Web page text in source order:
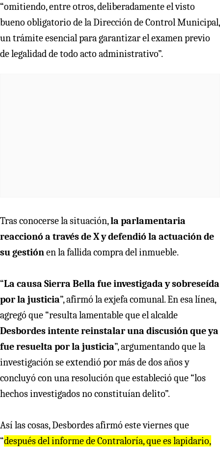
“omitiendo, entre otros, deliberadamente el visto
bueno obligatorio de la Dirección de Control Municipal,
un trámite esencial para garantizar el examen previo
de legalidad de todo acto administrativo”.
Tras conocerse la situación,la parlamentaria
reaccionó a través de X y defendió la actuación de
su gestiónen la fallida compra del inmueble.
“La causa Sierra Bella fue investigada y sobreseída
por la justicia”, afirmó la exjefa comunal. En esa línea,
agregó que “resulta lamentable que el alcalde
Desbordes intente reinstalar una discusión que ya
fue resuelta por la justicia”, argumentando que la
investigación se extendió por más de dos años y
concluyó con una resolución que estableció que “los
hechos investigados no constituían delito”.
Así las cosas, Desbordes afirmó este viernes que
“después del informe de Contraloría, que es lapidario,